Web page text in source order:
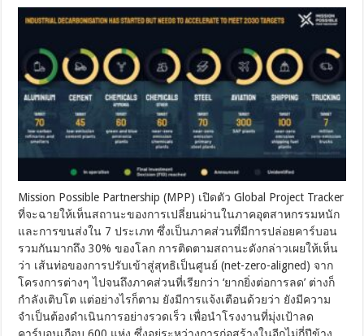
เผย
อุตสาหกรรม
หนัก
ได้
เริ่ม
เปลี่ยน
ผ่าน
ไป
สู่
Net
Zero
แล้ว
แต่
เร่ง
อีก
เจ็ด
เท่า
เพื่อ
ให้
Mission Possible Partnership (MPP) เปิดตัว Global Project Tracker
ที่จะฉายให้เห็นสถานะของการเปลี่ยนผ่านในภาคอุตสาหกรรมหนัก
และการขนส่งใน 7 ประเภท ซึ่งเป็นภาคส่วนที่มีการปล่อยคาร์บอน
รวมกันมากถึง 30% ของโลก การติดตามสถานะดังกล่าวเผยให้เห็น
ว่า เส้นท่อของการปรับเข้าสู่สุทธิเป็นศูนย์ (net-zero-aligned) จาก
โครงการต่างๆ ไปจนถึงภาคส่วนที่เรียกว่า ‘ยากยิ่งต่อการลด’ ต่างก็
กำลังเติบโต แต่อย่างไรก็ตาม ยังมีการแจ้งเตือนด้วยว่า ยังมีความ
จำเป็นต้องดำเนินการอย่างรวดเร็ว เพื่อนำโรงงานที่มุ่งเป้าลด